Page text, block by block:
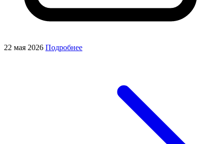
22 мая 2026 Подробнее